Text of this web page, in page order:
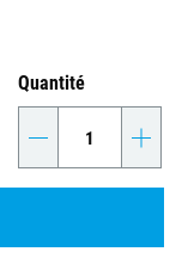
Quantité
- +